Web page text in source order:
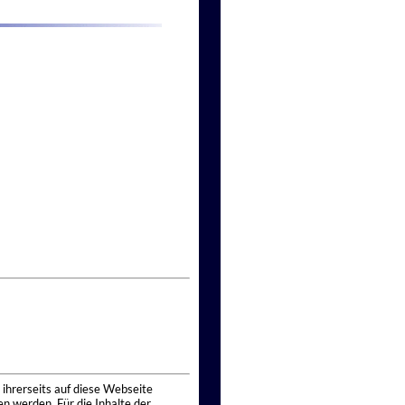
auf diese Webseite